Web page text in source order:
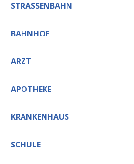
STRASSENBAHN
BAHNHOF
ARZT
APOTHEKE
KRANKENHAUS
SCHULE